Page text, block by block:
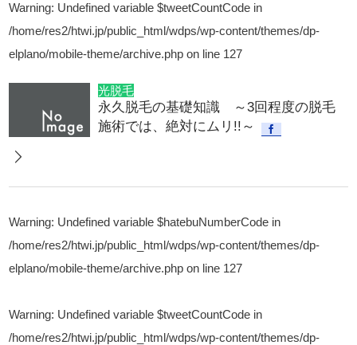
Warning: Undefined variable $tweetCountCode in
/home/res2/htwi.jp/public_html/wdps/wp-content/themes/dp-
elplano/mobile-theme/archive.php on line 127
光脱毛
永久脱毛の基礎知識 ～3回程度の脱毛
施術では、絶対にムリ!!～
Warning: Undefined variable $hatebuNumberCode in
/home/res2/htwi.jp/public_html/wdps/wp-content/themes/dp-
elplano/mobile-theme/archive.php on line 127
Warning: Undefined variable $tweetCountCode in
/home/res2/htwi.jp/public_html/wdps/wp-content/themes/dp-